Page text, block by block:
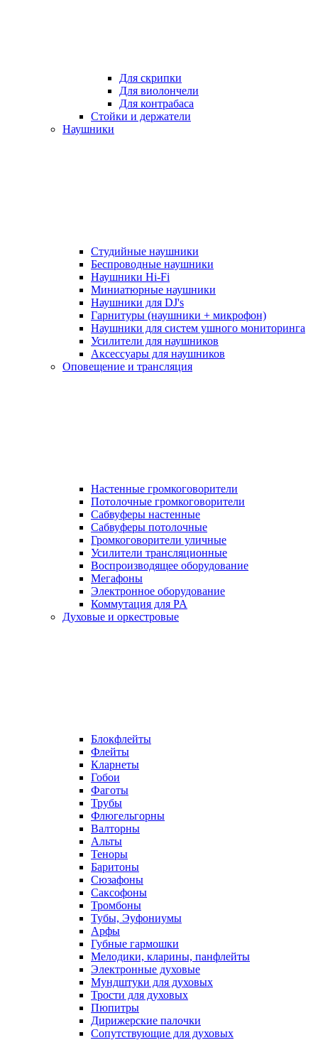
Для скрипки
Для виолончели
Для контрабаса
Стойки и держатели
Наушники
Студийные наушники
Беспроводные наушники
Наушники Hi-Fi
Миниатюрные наушники
Наушники для DJ's
Гарнитуры (наушники + микрофон)
Наушники для систем ушного мониторинга
Усилители для наушников
Аксессуары для наушников
Оповещение и трансляция
Настенные громкоговорители
Потолочные громкоговорители
Сабвуферы настенные
Сабвуферы потолочные
Громкоговорители уличные
Усилители трансляционные
Воспроизводящее оборудование
Мегафоны
Электронное оборудование
Коммутация для PA
Духовые и оркестровые
Блокфлейты
Флейты
Кларнеты
Гобои
Фаготы
Трубы
Флюгельгорны
Валторны
Альты
Теноры
Баритоны
Сюзафоны
Саксофоны
Тромбоны
Тубы, Эуфониумы
Арфы
Губные гармошки
Мелодики, кларины, панфлейты
Электронные духовые
Мундштуки для духовых
Трости для духовых
Пюпитры
Дирижерские палочки
Сопутствующие для духовых